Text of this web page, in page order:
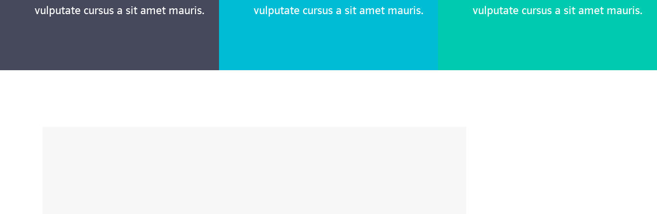
vulputate cursus a sit amet mauris.
vulputate cursus a sit amet mauris.
vulputate cursus a sit amet mauris.